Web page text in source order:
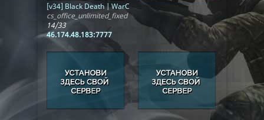
[v34] Black Death | WarCraft | WCS | ОБТ
cs_office_unlimited_fixed
14/33
46.174.48.183:7777